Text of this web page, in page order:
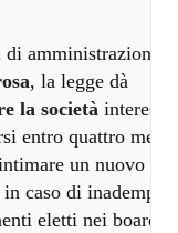
amministrazione e
, la legge dà
la società
entro quattro mesi.
un nuovo
caso di
eletti nei board.